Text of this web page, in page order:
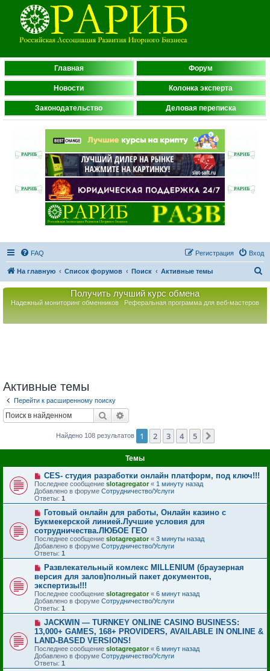
Главная Форум
Новости Колонка эксперта
Законодательство Деловая переписка
FAQ Вход
Регистрация
На главную Список форумов Поиск Активные темы
Получить лучший курс обмена
Надежный мониторинг обменников Реферальная программа для веб-мастеров
Активные темы
Перейти к расширенному поиску
Поиск
Найдено 108 результатов 1 2 3 4 5
Темы
Н
о
в
о
е
с
о
о
б
щ
е
н
и
СES- студия разработки онлайн платформ, под ключ!!!
Последнее сообщение slotagregator« 1 минуту назад
Добавлено в форуме Сотрудничество/Услуги
Ответы: 1
Н
в
о
е
с
о
б
щ
е
н
и
е
Готовый онлайн для работы, Онлайн казино c
Букмекерской линией.Лучшие условия для
сотрудничества.ЛЮБОЕ ГЕО
Последнее сообщение slotagregator « 3 минуты назад
Добавлено в форуме Сотрудничество/Услуги
Ответы: 1
Н
в
о
е
с
о
о
б
щ
е
н
и
е
Развлекательный комлекс MILLENIUM (браузерная
версия для залов)полный пакет документов,
экспертизы!!!
Последнее сообщение slotagregator« 6 минут назад
Добавлено в форуме Сотрудничество/Услуги
Ответы: 1
Н
о
в
о
е
с
о
JACKWIN — TURNKEY ONLINE CASINO BUSINESS:
13,000+ GAMES, 168+ PROVIDERS, AVAILABLE IN ONLINE &
LAND-BASED VERSIONS!
Последнее сообщение slotagregator « 6 минут назад
Добавлено в форуме Сотрудничество/Услуги
Ответы: 1